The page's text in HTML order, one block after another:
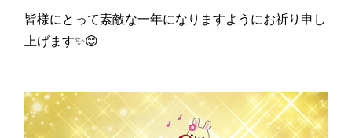
皆様にとって素敵な一年になりますようにお祈り申し
上げます✨😊